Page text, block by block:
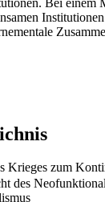
Krieges zum
des